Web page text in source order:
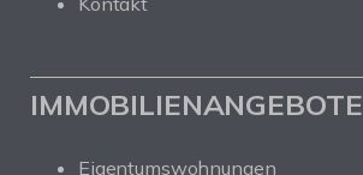
IMMOBILIENANGEBOTE
Eigentumswohnungen